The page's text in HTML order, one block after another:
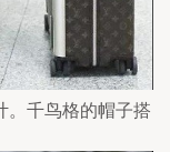
。千鸟格的帽子搭